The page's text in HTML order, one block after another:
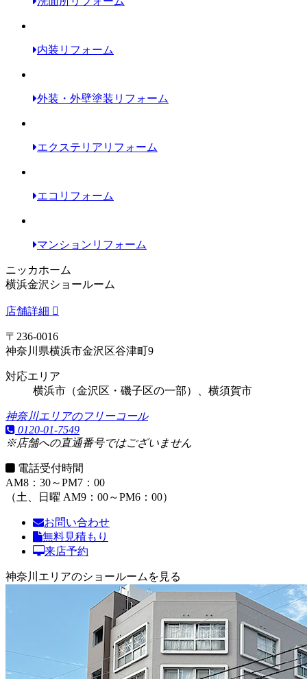
内装リフォーム
外装・外壁塗装リフォーム
エクステリアリフォーム
エコリフォーム
マンションリフォーム
ニッカホーム
横浜金沢ショールーム
店舗詳細
〒236-0016
神奈川県横浜市金沢区谷津町9
対応エリア
横浜市（金沢区・磯子区の一部）、横須賀市
神奈川エリアのフリーコール
0120-01-7549
※店舗への直通番号ではございません
電話受付時間
AM8：30～PM7：00
（土、日曜 AM9：00～PM6：00）
お問い合わせ
無料見積もり
来店予約
神奈川エリアのショールームを見る